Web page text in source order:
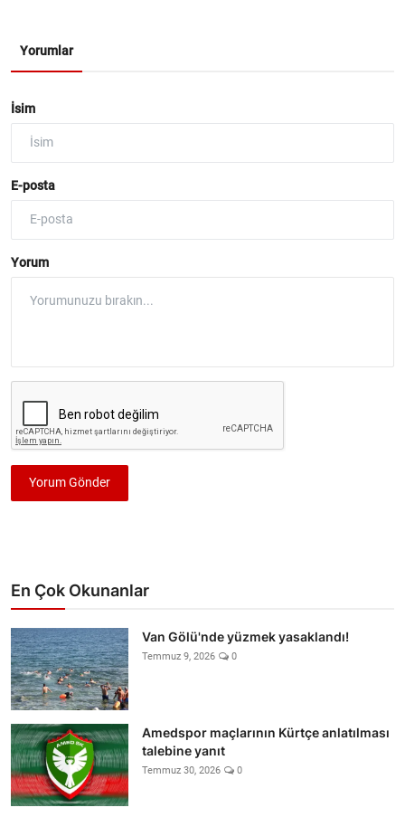
Yorumlar
İsim
E-posta
Yorum
Yorum Gönder
En Çok Okunanlar
Van Gölü'nde yüzmek yasaklandı!
Temmuz 9, 2026 0
Amedspor maçlarının Kürtçe anlatılması
talebine yanıt
Temmuz 30, 2026 0